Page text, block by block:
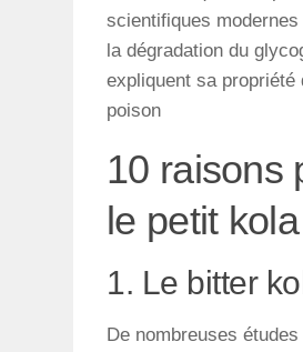
scientifiques
la dégradation du
expliquent sa propriété
poison
10 raisons
le petit kola
1. Le bitter
De nombreuses